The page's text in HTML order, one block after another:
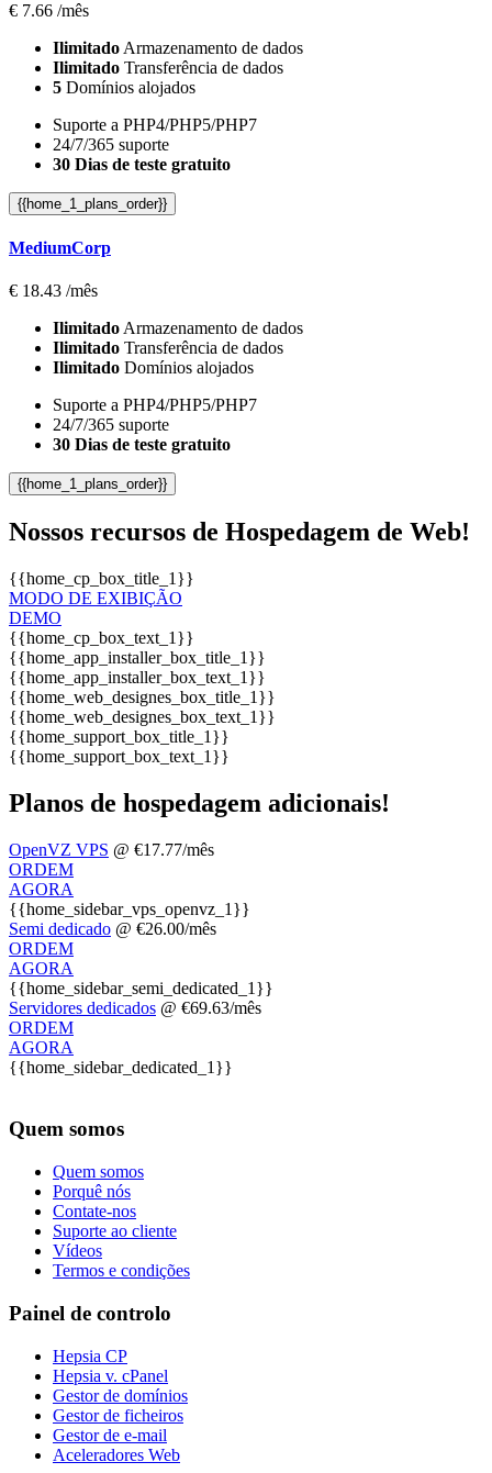
€ 7.66 /mês
Ilimitado Armazenamento de dados
Ilimitado Transferência de dados
5 Domínios alojados
Suporte a PHP4/PHP5/PHP7
24/7/365 suporte
30 Dias de teste gratuito
{{home_1_plans_order}}
MediumCorp
€ 18.43 /mês
Ilimitado Armazenamento de dados
Ilimitado Transferência de dados
Ilimitado Domínios alojados
Suporte a PHP4/PHP5/PHP7
24/7/365 suporte
30 Dias de teste gratuito
{{home_1_plans_order}}
Nossos recursos de Hospedagem de Web!
{{home_cp_box_title_1}}
MODO DE EXIBIÇÃO
DEMO
{{home_cp_box_text_1}}
{{home_app_installer_box_title_1}}
{{home_app_installer_box_text_1}}
{{home_web_designes_box_title_1}}
{{home_web_designes_box_text_1}}
{{home_support_box_title_1}}
{{home_support_box_text_1}}
Planos de hospedagem adicionais!
OpenVZ VPS @ €17.77/mês
ORDEM
AGORA
{{home_sidebar_vps_openvz_1}}
Semi dedicado @ €26.00/mês
ORDEM
AGORA
{{home_sidebar_semi_dedicated_1}}
Servidores dedicados @ €69.63/mês
ORDEM
AGORA
{{home_sidebar_dedicated_1}}
Quem somos
Quem somos
Porquê nós
Contate-nos
Suporte ao cliente
Vídeos
Termos e condições
Painel de controlo
Hepsia CP
Hepsia v. cPanel
Gestor de domínios
Gestor de ficheiros
Gestor de e-mail
Aceleradores Web